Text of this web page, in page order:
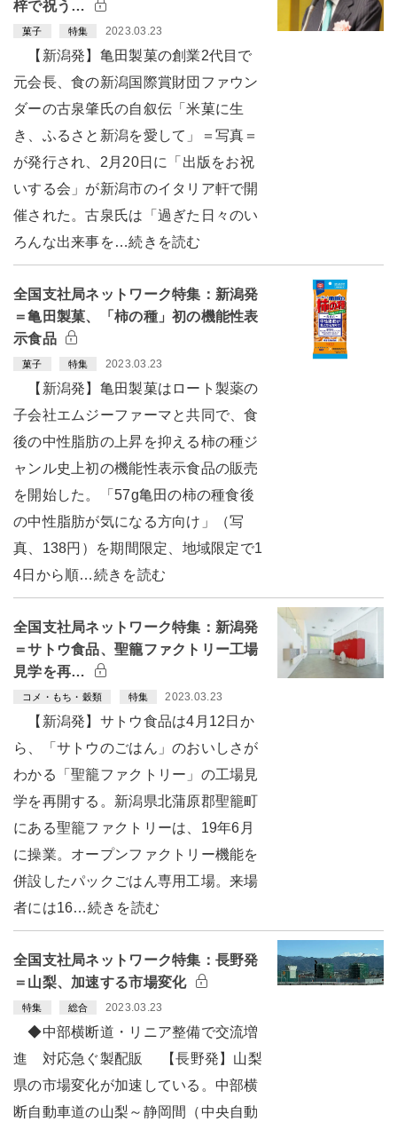
梓で祝う…
菓子 特集 2023.03.23
【新潟発】亀田製菓の創業2代目で
元会長、食の新潟国際賞財団ファウン
ダーの古泉肇氏の自叙伝「米菓に生
き、ふるさと新潟を愛して」＝写真＝
が発行され、2月20日に「出版をお祝
いする会」が新潟市のイタリア軒で開
催された。古泉氏は「過ぎた日々のい
ろんな出来事を…続きを読む
全国支社局ネットワーク特集：新潟発
＝亀田製菓、「柿の種」初の機能性表
示食品
菓子 特集 2023.03.23
【新潟発】亀田製菓はロート製薬の
子会社エムジーファーマと共同で、食
後の中性脂肪の上昇を抑える柿の種ジ
ャンル史上初の機能性表示食品の販売
を開始した。「57g亀田の柿の種食後
の中性脂肪が気になる方向け」（写
真、138円）を期間限定、地域限定で1
4日から順…続きを読む
全国支社局ネットワーク特集：新潟発
＝サトウ食品、聖籠ファクトリー工場
見学を再…
コメ・もち・穀類 特集 2023.03.23
【新潟発】サトウ食品は4月12日か
ら、「サトウのごはん」のおいしさが
わかる「聖籠ファクトリー」の工場見
学を再開する。新潟県北蒲原郡聖籠町
にある聖籠ファクトリーは、19年6月
に操業。オープンファクトリー機能を
併設したパックごはん専用工場。来場
者には16…続きを読む
全国支社局ネットワーク特集：長野発
＝山梨、加速する市場変化
特集 総合 2023.03.23
◆中部横断道・リニア整備で交流増
進 対応急ぐ製配販 【長野発】山梨
県の市場変化が加速している。中部横
断自動車道の山梨～静岡間（中央自動